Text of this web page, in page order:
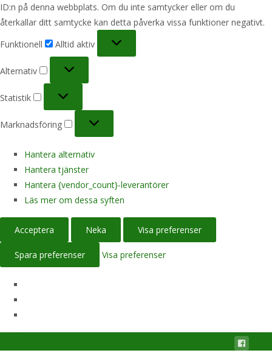
ID:n på denna webbplats. Om du inte samtycker eller om du
återkallar ditt samtycke kan detta påverka vissa funktioner negativt.
Funktionell
Alltid aktiv
Alternativ
Statistik
Marknadsföring
Hantera alternativ
Hantera tjänster
Hantera {vendor_count}-leverantörer
Läs mer om dessa syften
Acceptera Neka Visa preferenser
Spara preferenser Visa preferenser